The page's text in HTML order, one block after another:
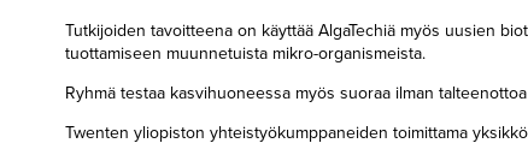
Tutkijoiden tavoitteena on käyttää AlgaTechiä myös uusien
tuottamiseen muunnetuista mikro-organismeista.
Ryhmä testaa kasvihuoneessa myös suoraa ilman
Twenten yliopiston yhteistyökumppaneiden toimittama